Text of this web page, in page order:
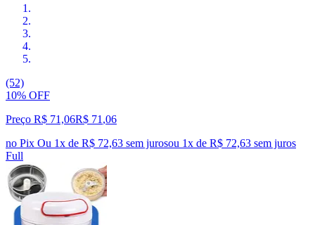
(52)
10% OFF
Preço R$ 71,06R$ 71 ,06
no Pix Ou 1x de R$ 72,63 sem jurosou 1x de R$ 72,63 sem juros
Full